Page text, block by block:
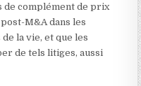
de complément de prix
M&A dans les
la vie, et que les
de tels litiges, aussi